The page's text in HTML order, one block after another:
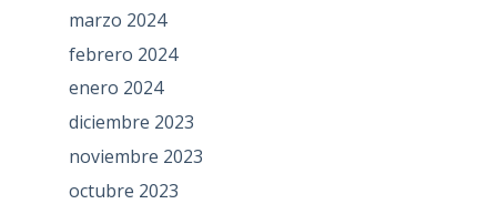
marzo 2024
febrero 2024
enero 2024
diciembre 2023
noviembre 2023
octubre 2023